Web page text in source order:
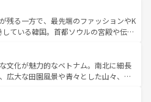
ィも充実しており、サーフィンやダイ
など、アウトドア好きにはたまらな
の多彩な魅力を存分に味わいつくそ
地帯である台湾東部など、都市の喧騒
存しており、訪れる人に新しい発見と
れる。また、奥深い台湾の食文化も魅
スイーツなど、バラエティ豊かな料理
る。 なお、新着の台湾情報は コンテンツ一覧を参
残る一方で、最先端のファッションやK
ている韓国。首都ソウルの宮殿や伝統
せば四季折々の自然美を楽しむことが
ムチや焼肉、絶品のストリートフード
国料理が待っている。夜には、韓国な
ら、韓国の多彩な魅力を心ゆくまで味
文化が魅力的なベトナム。南北に細長
広大な田園風景や青々とした山々、世
統が息づく。ハノイの古い町並みやホ